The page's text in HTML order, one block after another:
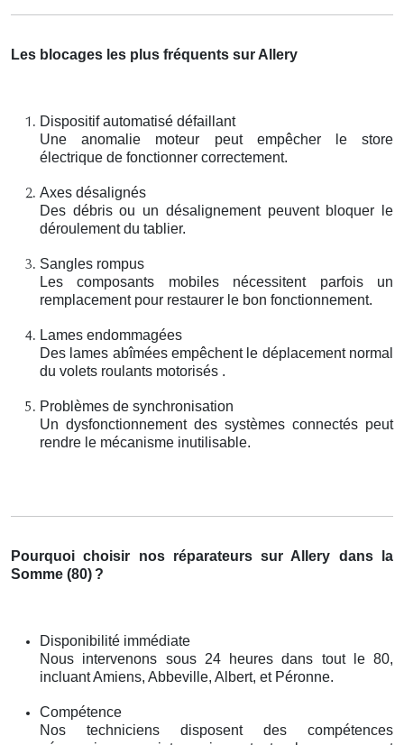
Les blocages les plus fréquents sur Allery
Dispositif automatisé défaillant
Une anomalie moteur peut empêcher le store
électrique de fonctionner correctement.
Axes désalignés
Des débris ou un désalignement peuvent bloquer le
déroulement du tablier.
Sangles rompus
Les composants mobiles nécessitent parfois un
remplacement pour restaurer le bon fonctionnement.
Lames endommagées
Des lames abîmées empêchent le déplacement normal
du volets roulants motorisés .
Problèmes de synchronisation
Un dysfonctionnement des systèmes connectés peut
rendre le mécanisme inutilisable.
Pourquoi choisir nos réparateurs sur Allery dans la
Somme (80) ?
Disponibilité immédiate
Nous intervenons sous 24 heures dans tout le 80,
incluant Amiens, Abbeville, Albert, et Péronne.
Compétence
Nos techniciens disposent des compétences